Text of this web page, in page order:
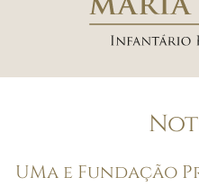
UMa e Fundação